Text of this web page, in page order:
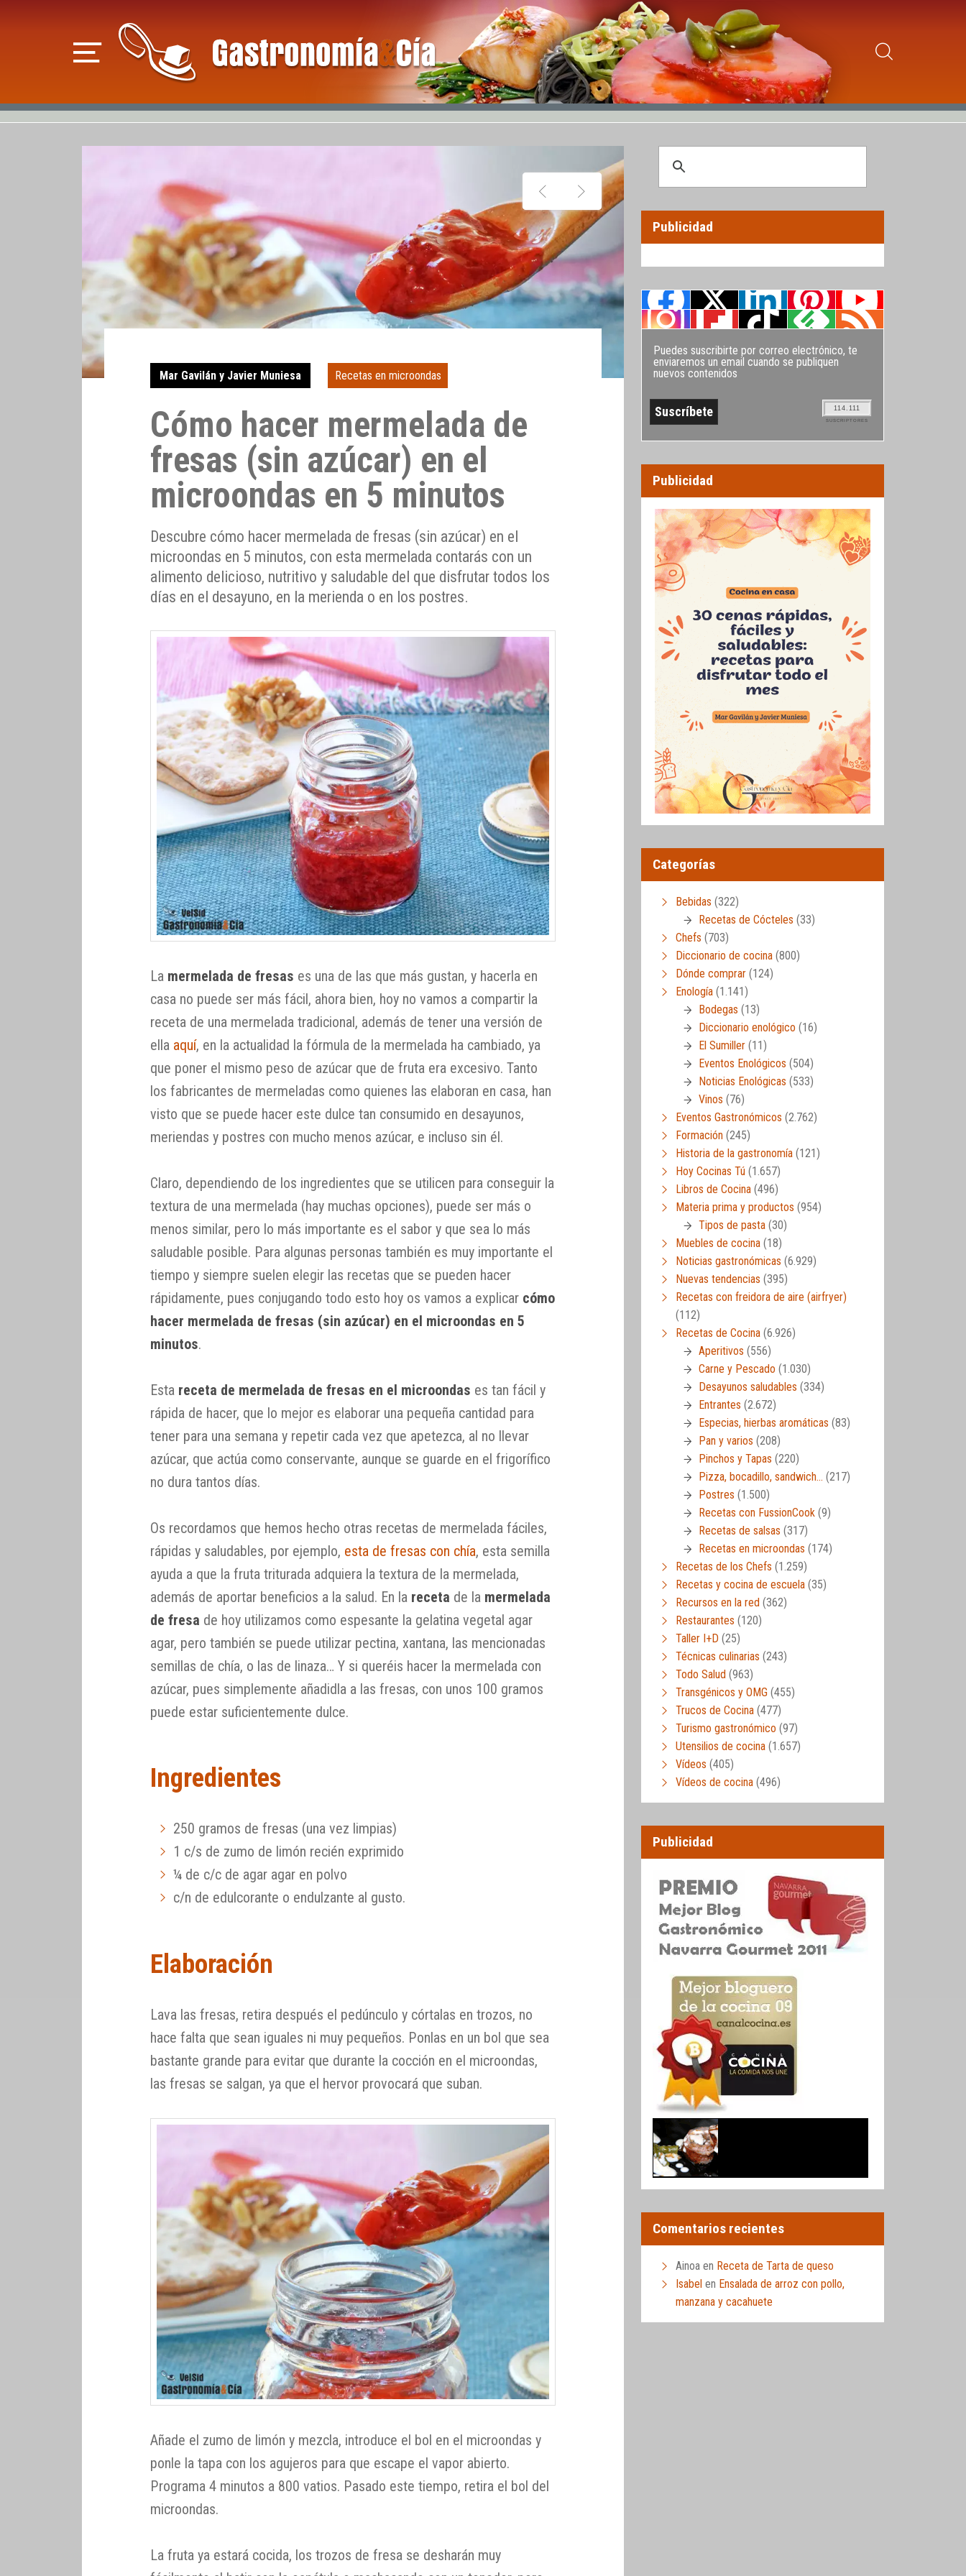
Mar Gavilán y Javier Muniesa Recetas en microondas
Cómo hacer mermelada de
fresas (sin azúcar) en el
microondas en 5 minutos
Descubre cómo hacer mermelada de fresas (sin azúcar) en el
microondas en 5 minutos, con esta mermelada contarás con un
alimento delicioso, nutritivo y saludable del que disfrutar todos los
días en el desayuno, en la merienda o en los postres.
La mermelada de fresas es una de las que más gustan, y hacerla en
casa no puede ser más fácil, ahora bien, hoy no vamos a compartir la
receta de una mermelada tradicional, además de tener una versión de
ella aquí, en la actualidad la fórmula de la mermelada ha cambiado, ya
que poner el mismo peso de azúcar que de fruta era excesivo. Tanto
los fabricantes de mermeladas como quienes las elaboran en casa, han
visto que se puede hacer este dulce tan consumido en desayunos,
meriendas y postres con mucho menos azúcar, e incluso sin él.
Claro, dependiendo de los ingredientes que se utilicen para conseguir la
textura de una mermelada (hay muchas opciones), puede ser más o
menos similar, pero lo más importante es el sabor y que sea lo más
saludable posible. Para algunas personas también es muy importante el
tiempo y siempre suelen elegir las recetas que se pueden hacer
rápidamente, pues conjugando todo esto hoy os vamos a explicar cómo
hacer mermelada de fresas (sin azúcar) en el microondas en 5
minutos.
Esta receta de mermelada de fresas en el microondas es tan fácil y
rápida de hacer, que lo mejor es elaborar una pequeña cantidad para
tener para una semana y repetir cada vez que apetezca, al no llevar
azúcar, que actúa como conservante, aunque se guarde en el frigorífico
no dura tantos días.
Os recordamos que hemos hecho otras recetas de mermelada fáciles,
rápidas y saludables, por ejemplo, esta de fresas con chía, esta semilla
ayuda a que la fruta triturada adquiera la textura de la mermelada,
además de aportar beneficios a la salud. En la receta de la mermelada
de fresa de hoy utilizamos como espesante la gelatina vegetal agar
agar, pero también se puede utilizar pectina, xantana, las mencionadas
semillas de chía, o las de linaza… Y si queréis hacer la mermelada con
azúcar, pues simplemente añadidla a las fresas, con unos 100 gramos
puede estar suficientemente dulce.
Ingredientes
250 gramos de fresas (una vez limpias)
1 c/s de zumo de limón recién exprimido
¼ de c/c de agar agar en polvo
c/n de edulcorante o endulzante al gusto.
Elaboración
Lava las fresas, retira después el pedúnculo y córtalas en trozos, no
hace falta que sean iguales ni muy pequeños. Ponlas en un bol que sea
bastante grande para evitar que durante la cocción en el microondas,
las fresas se salgan, ya que el hervor provocará que suban.
Añade el zumo de limón y mezcla, introduce el bol en el microondas y
ponle la tapa con los agujeros para que escape el vapor abierto.
Programa 4 minutos a 800 vatios. Pasado este tiempo, retira el bol del
microondas.
La fruta ya estará cocida, los trozos de fresa se desharán muy
Publicidad
Puedes suscribirte por correo electrónico, te
enviaremos un email cuando se publiquen
nuevos contenidos
114.111
SUSCRIPTORES
Publicidad
Categorías
Bebidas (322)
Recetas de Cócteles (33)
Chefs (703)
Diccionario de cocina (800)
Dónde comprar (124)
Enología (1.141)
Bodegas (13)
Diccionario enológico (16)
El Sumiller (11)
Eventos Enológicos (504)
Noticias Enológicas (533)
Vinos (76)
Eventos Gastronómicos (2.762)
Formación (245)
Historia de la gastronomía (121)
Hoy Cocinas Tú (1.657)
Libros de Cocina (496)
Materia prima y productos (954)
Tipos de pasta (30)
Muebles de cocina (18)
Noticias gastronómicas (6.929)
Nuevas tendencias (395)
Recetas con freidora de aire (airfryer)
(112)
Recetas de Cocina (6.926)
Aperitivos (556)
Carne y Pescado (1.030)
Desayunos saludables (334)
Entrantes (2.672)
Especias, hierbas aromáticas (83)
Pan y varios (208)
Pinchos y Tapas (220)
Pizza, bocadillo, sandwich… (217)
Postres (1.500)
Recetas con FussionCook (9)
Recetas de salsas (317)
Recetas en microondas (174)
Recetas de los Chefs (1.259)
Recetas y cocina de escuela (35)
Recursos en la red (362)
Restaurantes (120)
Taller I+D (25)
Técnicas culinarias (243)
Todo Salud (963)
Transgénicos y OMG (455)
Trucos de Cocina (477)
Turismo gastronómico (97)
Utensilios de cocina (1.657)
Vídeos (405)
Vídeos de cocina (496)
Publicidad
Comentarios recientes
Ainoa en Receta de Tarta de queso
Isabel en Ensalada de arroz con pollo,
manzana y cacahuete